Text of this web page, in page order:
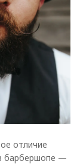
отличие
барбершопе —